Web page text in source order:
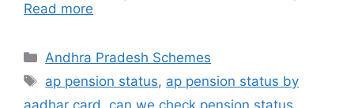
Read more
Categories
Andhra Pradesh Schemes
Tags
ap pension status, ap pension status by